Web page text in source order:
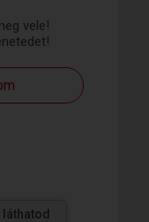
vele!
láthatod